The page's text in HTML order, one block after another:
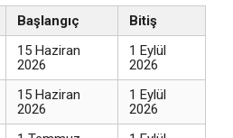
Başlangıç
Bitiş
15 Haziran
2026
1 Eylül
2026
15 Haziran
2026
1 Eylül
2026